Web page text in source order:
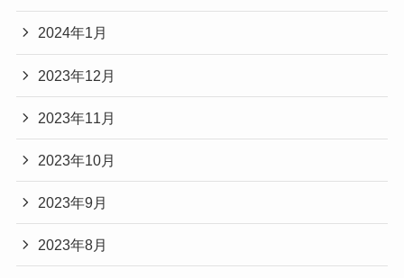
2024年1月
2023年12月
2023年11月
2023年10月
2023年9月
2023年8月